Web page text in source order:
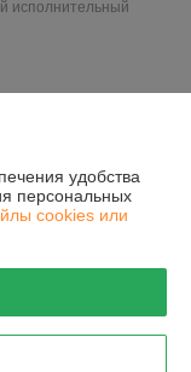
исполнительный
удобства
персональных
cookies или